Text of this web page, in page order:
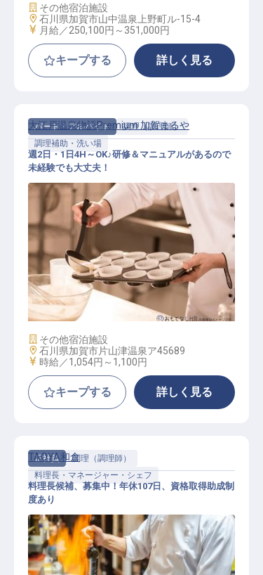
施設業態
その他宿泊施設
勤務地
石川県加賀市山中温泉上野町ル-15-4
給与
月給／250,100円～ 351,000円
キープする 詳しく見る
パート・アルバイト
調理（調理師）
調理補助・洗い場
キッチンスタッフ（補助）
大江戸温泉物語Premium 加賀まるや
週2日・1日4H～OK♪研修＆マニュアルがあるので
未経験でも大丈夫！
施設業態
その他宿泊施設
勤務地
石川県加賀市片山津温泉ア45689
給与
時給／1,054円～ 1,100円
キープする 詳しく見る
正社員
調理（調理師）
料理長・マネージャー・シェフ
TAOYA和倉
料理長候補、募集中！年休107日、資格取得助成制
度あり